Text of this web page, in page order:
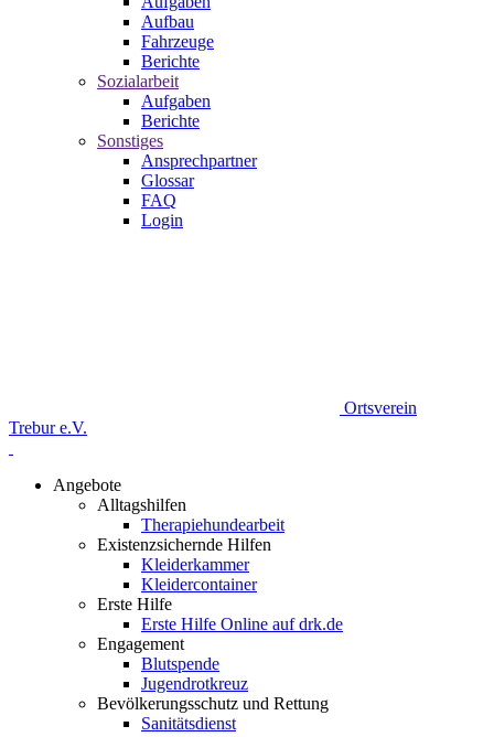
Aufbau
Fahrzeuge
Berichte
Sozialarbeit
Aufgaben
Berichte
Sonstiges
Ansprechpartner
Glossar
FAQ
Login
Ortsverein
Trebur e.V.
Angebote
Alltagshilfen
Therapiehundearbeit
Existenzsichernde Hilfen
Kleiderkammer
Kleidercontainer
Erste Hilfe
Erste Hilfe Online auf drk.de
Engagement
Blutspende
Jugendrotkreuz
Bevölkerungsschutz und Rettung
Sanitätsdienst